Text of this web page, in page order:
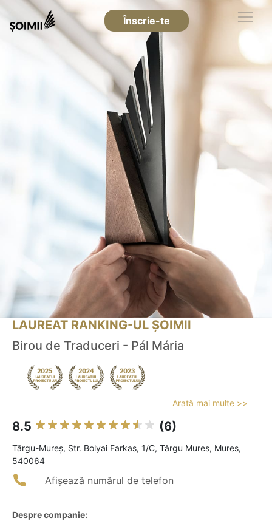
Înscrie-te
LAUREAT RANKING-UL ȘOIMII
Birou de Traduceri - Pál Mária
Arată mai multe >>
8.5 (6)
Târgu-Mureş, Str. Bolyai Farkas, 1/C, Târgu Mures, Mures,
540064
Afișează numărul de telefon
Despre companie: